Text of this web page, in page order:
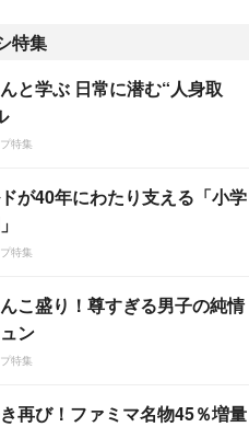
特集
と学ぶ 日常に潜む“人身取
特集
が40年にわたり支える「小学
特集
こ盛り！尊すぎる男子の純情
ン
特集
再び！ファミマ名物45％増量